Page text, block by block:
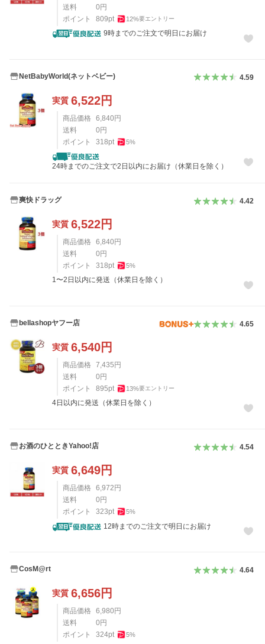
送料
0円
ポイント
809pt 12%要エントリー
9時までのご注文で明日にお届け
NetBabyWorld(ネットベビー) 4.59
実質 6,522円
商品価格 6,840円
送料
0円
ポイント
318pt 5%
24時までのご注文で2日以内にお届け（休業日を除く）
爽快ドラッグ 4.42
実質 6,522円
商品価格 6,840 円
送料
0 円
ポイント
318pt 5%
1〜2日以内に発送（休業日を除く）
bellashopヤフー店 4.65
実質 6,540円
商品価格 7,435 円
送料
0 円
ポイント
895pt 13%要エントリー
4日以内に発送（休業日を除く）
お酒のひとときYahoo!店 4.54
実質 6,649円
商品価格 6,972 円
送料
0 円
ポイント
323pt 5%
12時までのご注文で明日にお届け
CosM@rt 4.64
実質 6,656円
商品価格 6,980 円
送料
0 円
ポイント
324pt 5%